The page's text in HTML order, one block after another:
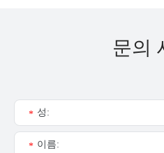
문의
성:
*
이름:
*